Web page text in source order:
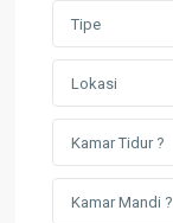
Tipe
Lokasi
Kamar Tidur ?
Kamar Mandi ?